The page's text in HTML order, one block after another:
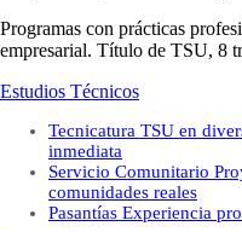
Programas con prácticas
empresarial. Título de TSU, 8
Estudios Técnicos
Tecnicatura TSU en
inmediata
Servicio Comunitario
comunidades reales
Pasantías Experiencia